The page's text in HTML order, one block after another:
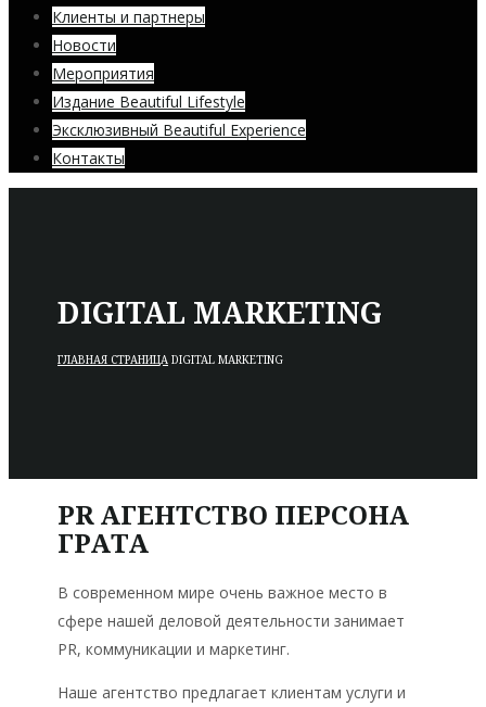
Клиенты и партнеры
Новости
Мероприятия
Издание Beautiful Lifestyle
Эксклюзивный Beautiful Experience
Контакты
DIGITAL MARKETING
ГЛАВНАЯ СТРАНИЦА DIGITAL MARKETING
PR АГЕНТСТВО ПЕРСОНА
ГРАТА
В современном мире очень важное место в
сфере нашей деловой деятельности занимает
PR, коммуникации и маркетинг.
Наше агентство предлагает клиентам услуги и